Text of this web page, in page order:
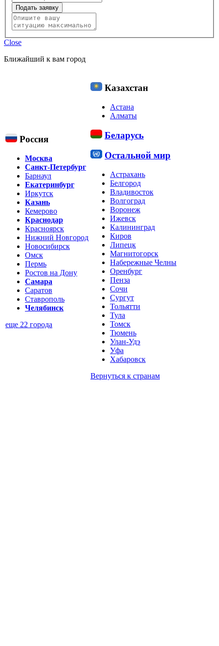
Подать заявку
Close
Ближайший к вам город
Россия
Москва
Санкт-Петербург
Барнаул
Екатеринбург
Иркутск
Казань
Кемерово
Краснодар
Красноярск
Нижний Новгород
Новосибирск
Омск
Пермь
Ростов на Дону
Самара
Саратов
Ставрополь
Челябинск
еще 22 города
Казахстан
Астана
Алматы
Беларусь
Остальной мир
Астрахань
Белгород
Владивосток
Волгоград
Воронеж
Ижевск
Калининград
Киров
Липецк
Магнитогорск
Набережные Челны
Оренбург
Пенза
Сочи
Сургут
Тольятти
Тула
Томск
Тюмень
Улан-Удэ
Уфа
Хабаровск
Вернуться к странам